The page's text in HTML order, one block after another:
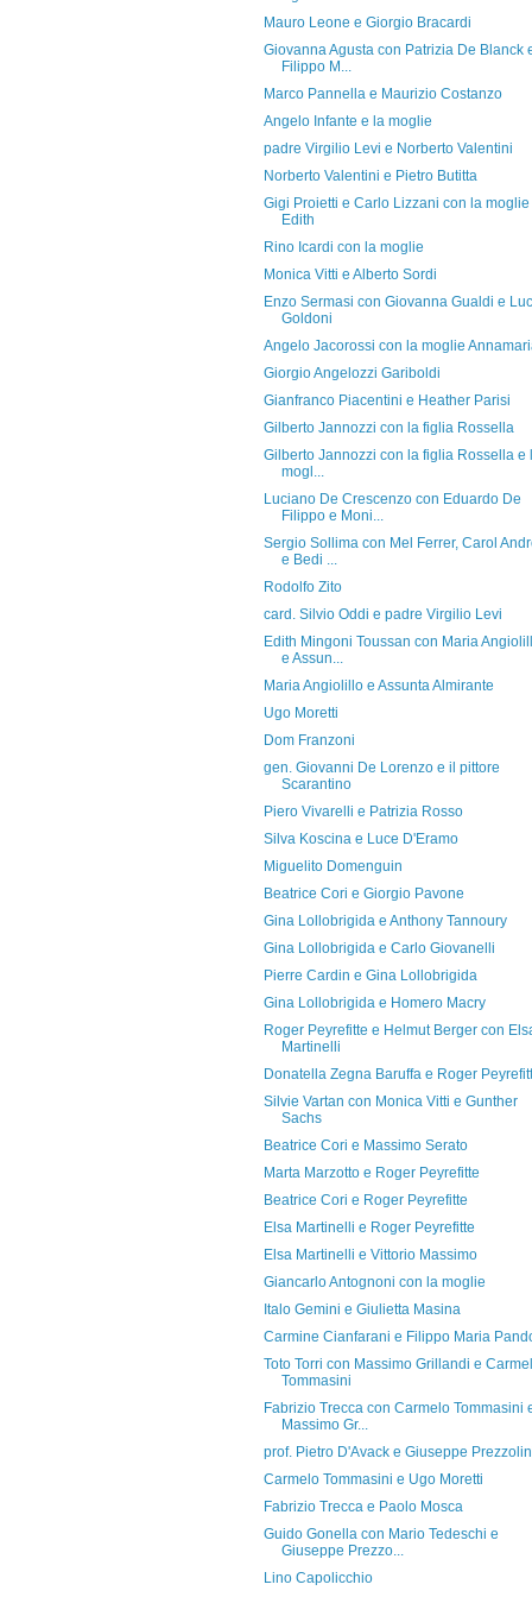
Mauro Leone e Giorgio Bracardi
Giovanna Agusta con Patrizia De Blanck
Filippo M...
Marco Pannella e Maurizio Costanzo
Angelo Infante e la moglie
padre Virgilio Levi e Norberto Valentini
Norberto Valentini e Pietro Butitta
Gigi Proietti e Carlo Lizzani con la moglie
Edith
Rino Icardi con la moglie
Monica Vitti e Alberto Sordi
Enzo Sermasi con Giovanna Gualdi e
Goldoni
Angelo Jacorossi con la moglie
Giorgio Angelozzi Gariboldi
Gianfranco Piacentini e Heather Parisi
Gilberto Jannozzi con la figlia Rossella
Gilberto Jannozzi con la figlia Rossella e
mogl...
Luciano De Crescenzo con Eduardo De
Filippo e Moni...
Sergio Sollima con Mel Ferrer, Carol
e Bedi ...
Rodolfo Zito
card. Silvio Oddi e padre Virgilio Levi
Edith Mingoni Toussan con Maria
e Assun...
Maria Angiolillo e Assunta Almirante
Ugo Moretti
Dom Franzoni
gen. Giovanni De Lorenzo e il pittore
Scarantino
Piero Vivarelli e Patrizia Rosso
Silva Koscina e Luce D'Eramo
Miguelito Domenguin
Beatrice Cori e Giorgio Pavone
Gina Lollobrigida e Anthony Tannoury
Gina Lollobrigida e Carlo Giovanelli
Pierre Cardin e Gina Lollobrigida
Gina Lollobrigida e Homero Macry
Roger Peyrefitte e Helmut Berger con
Martinelli
Donatella Zegna Baruffa e Roger
Silvie Vartan con Monica Vitti e Gunther
Sachs
Beatrice Cori e Massimo Serato
Marta Marzotto e Roger Peyrefitte
Beatrice Cori e Roger Peyrefitte
Elsa Martinelli e Roger Peyrefitte
Elsa Martinelli e Vittorio Massimo
Giancarlo Antognoni con la moglie
Italo Gemini e Giulietta Masina
Carmine Cianfarani e Filippo Maria
Toto Torri con Massimo Grillandi e
Tommasini
Fabrizio Trecca con Carmelo Tommasini
Massimo Gr...
prof. Pietro D'Avack e Giuseppe
Carmelo Tommasini e Ugo Moretti
Fabrizio Trecca e Paolo Mosca
Guido Gonella con Mario Tedeschi e
Giuseppe Prezzo...
Lino Capolicchio